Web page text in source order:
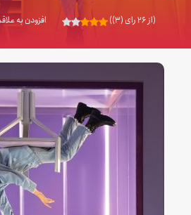
(از 26 رای (3)) افزودن به